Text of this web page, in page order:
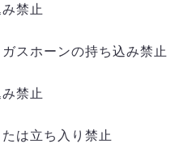
禁止
スホーンの持ち込み禁止
禁止
は立ち入り禁止